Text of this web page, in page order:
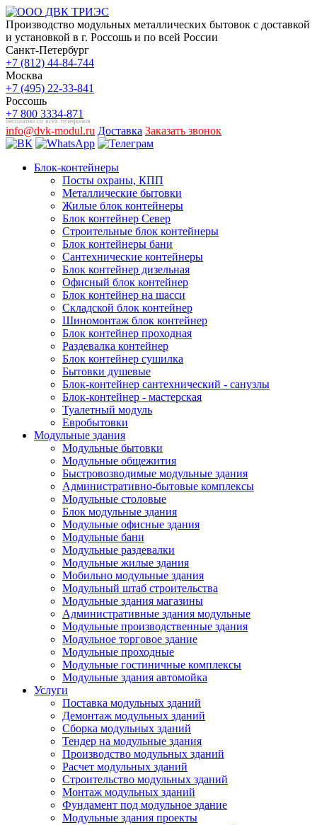
Производство модульных металлических бытовок с доставкой
и установкой в г. Россошь и по всей России
Санкт-Петербург
+7 (812) 44-84-744
Москва
+7 (495) 22-33-841
Россошь
+7 800 3334-871
бесплатно со всех телефонов
info@dvk-modul.ru Доставка Заказать звонок
Блок-контейнеры
Посты охраны, КПП
Металлические бытовки
Жилые блок контейнеры
Блок контейнер Север
Строительные блок контейнеры
Блок контейнеры бани
Сантехнические контейнеры
Блок контейнер дизельная
Офисный блок контейнер
Блок контейнер на шасси
Складской блок контейнер
Шиномонтаж блок контейнер
Блок контейнер проходная
Раздевалка контейнер
Блок контейнер сушилка
Бытовки душевые
Блок-контейнер сантехнический - санузлы
Блок-контейнер - мастерская
Туалетный модуль
Евробытовки
Модульные здания
Модульные бытовки
Модульные общежития
Быстровозводимые модульные здания
Административно-бытовые комплексы
Модульные столовые
Блок модульные здания
Модульные офисные здания
Модульные бани
Модульные раздевалки
Модульные жилые здания
Мобильно модульные здания
Модульный штаб строительства
Модульные здания магазины
Административные здания модульные
Модульные производственные здания
Модульное торговое здание
Модульные проходные
Модульные гостиничные комплексы
Модульные здания автомойка
Услуги
Поставка модульных зданий
Демонтаж модульных зданий
Сборка модульных зданий
Тендер на модульные здания
Производство модульных зданий
Расчет модульных зданий
Строительство модульных зданий
Монтаж модульных зданий
Фундамент под модульное здание
Модульные здания проекты